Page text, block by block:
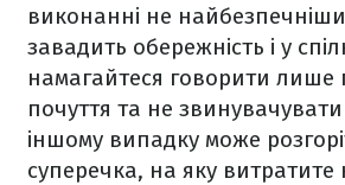
виконанні не
завадить обережність і у
намагайтеся говорити лише
почуття та не
іншому випадку може
суперечка, на яку витратите